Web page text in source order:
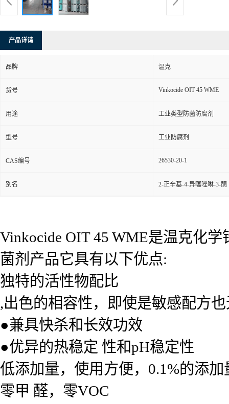
产品详请
品牌 温克
货号 Vinkocide OIT 45 WME
用途 工业类型防菌防腐剂
型号 工业防腐剂
CAS编号 26530-20-1
别名 2-正辛基-4-异噻唑啉-3-酮
Vinkocide OIT 45 WME是温克化
菌剂产品它具有以下优点:
独特的活性物配比
,出色的相容性，即使是敏感配方
●兼具快杀和长效功效
●优异的热稳定 性和pH稳定性
低添加量，使用方便，0.1%的添
零甲 醛，零VOC